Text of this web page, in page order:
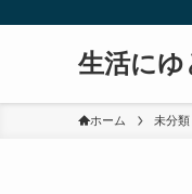
生活にゆ
ホーム 未分類